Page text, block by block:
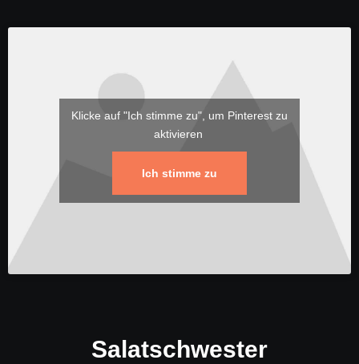
Klicke auf "Ich stimme zu", um Pinterest zu
aktivieren
Ich stimme zu
Salatschwester